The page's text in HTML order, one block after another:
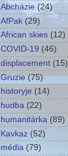
Abcházie (24)
AfPak (29)
African skies (12)
COVID-19 (46)
displacement (15)
Gruzie (75)
historyje (14)
hudba (22)
humanitárka (89)
Kavkaz (52)
média (79)